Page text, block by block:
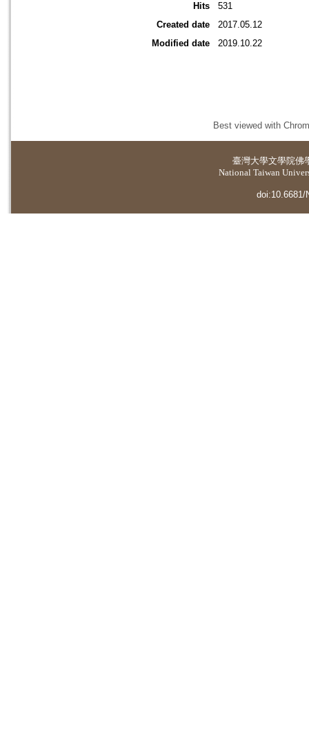
Hits
531
Created date
2017.05.12
Modified date
2019.10.22
Best viewed with
臺灣大學文學院佛
National Taiwan
doi:10.6681/